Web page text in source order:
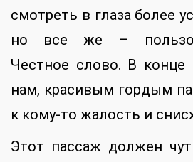
смотреть в глаза более
но все же –
Честное слово. В
нам, красивым гордым
к кому-то жалость и
Этот пассаж должен